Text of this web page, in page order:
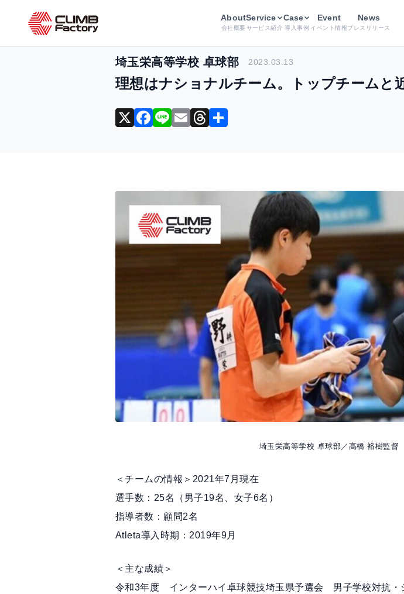
About
会社概要
Service
サービス紹介
Case
導入事例
Event
イベント情報
News
プレスリリース
コンディション 理想はナショナルチーム。トップ
埼玉栄高等学校 卓球部 2023.03.13
理想はナショナルチーム。トップチームと
X F
b
o
o
k
Li E T
d
s
埼玉栄高等学校 卓球部／髙橋 裕樹監督
＜チームの情報＞2021年7月現在
選手数：25名（男子19名、女子6名）
指導者数：顧問2名
Atleta導入時期：2019年9月
＜主な成績＞
令和3年度 インターハイ卓球競技埼玉県予選会 男子学校対抗・